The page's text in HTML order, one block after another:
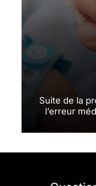
Suite de la
l’erreur